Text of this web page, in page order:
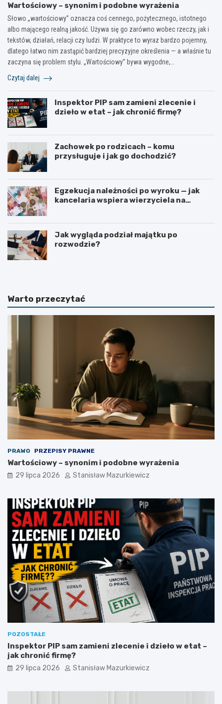
Wartościowy – synonim i podobne wyrażenia
Słowo „wartościowy” oznacza coś cennego, pożytecznego, istotnego
albo mającego realną jakość. Używa się go zarówno wobec rzeczy, jak i
tekstów, działań, relacji czy ludzi. W praktyce to wyraz bardzo pojemny,
dlatego łatwo nim zastąpić bardziej precyzyjne określenia — a właśnie tu
zaczyna się problem stylu. „Wartościowy” bywa wygodne,…
Czytaj dalej
Inspektor PIP sam zamieni zlecenie i
dzieło w etat – jak chronić firmę?
Zachowek po rodzicach – komu
przysługuje i jak go dochodzić?
Egzekucja należności po wyroku — jak
kancelaria wspiera wierzyciela na
Jak wygląda podział majątku po
rozwodzie?
Warto przeczytać
PRAWO PRZEPISY PRAWNE
Wartościowy – synonim i podobne wyrażenia
29 lipca 2026 Stanisław Mazurkiewicz
POZOSTAŁE
Inspektor PIP sam zamieni zlecenie i dzieło w etat –
jak chronić firmę?
29 lipca 2026 Stanisław Mazurkiewicz